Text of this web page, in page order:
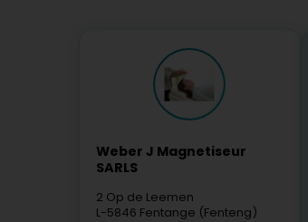
Weber J Magnetiseur
SARLS
2 Op de Leemen
L-5846 Fentange (Fenteng)